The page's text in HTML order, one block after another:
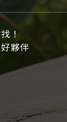
！
夥伴